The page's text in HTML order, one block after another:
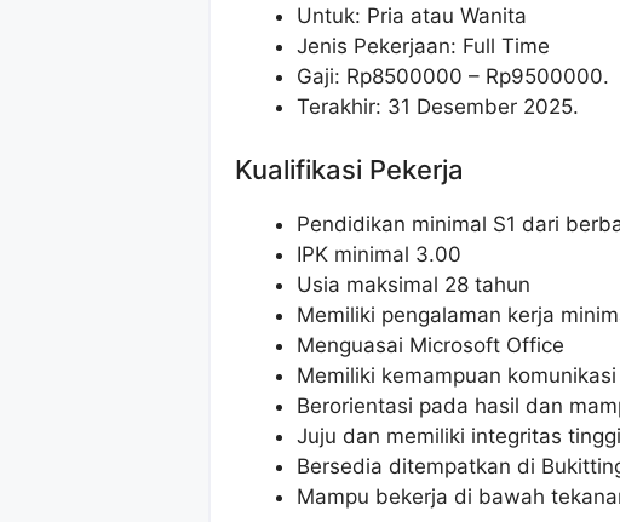
Untuk: Pria atau Wanita
Jenis Pekerjaan: Full Time
Gaji: Rp8500000 – Rp9500000.
Terakhir: 31 Desember 2025.
Kualifikasi Pekerja
Pendidikan minimal S1 dari
IPK minimal 3.00
Usia maksimal 28 tahun
Memiliki pengalaman kerja
Menguasai Microsoft Office
Memiliki kemampuan
Berorientasi pada hasil dan
Juju dan memiliki integritas tinggi
Bersedia ditempatkan di
Mampu bekerja di bawah